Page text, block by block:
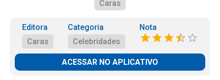
Caras
Editora
Caras
Categoria
Celebridades
Nota
ACESSAR NO APLICATIVO